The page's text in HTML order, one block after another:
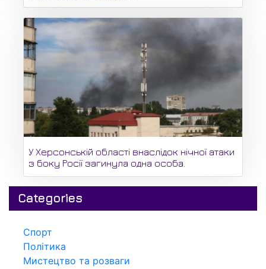
У Херсонській області внаслідок нічної атаки
з боку Росії загинула одна особа.
Categories
Спорт
Політика
Мистецтво та розваги